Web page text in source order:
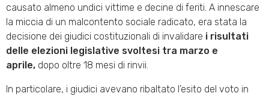
causato almeno undici vittime e decine di feriti. A innescare
la miccia di un malcontento sociale radicato, era stata la
decisione dei giudici costituzionali di invalidare i risultati
delle elezioni legislative svoltesi tra marzo e
aprile, dopo oltre 18 mesi di rinvii.
In particolare, i giudici avevano ribaltato l’esito del voto in